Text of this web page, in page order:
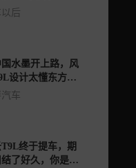
后
国水墨开上路，风
设计太懂东方人
车
终于提车，期
了好久，你是不